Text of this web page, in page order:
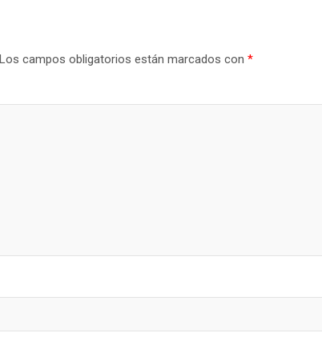
Los campos obligatorios están marcados con *